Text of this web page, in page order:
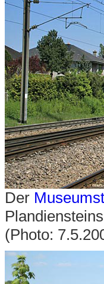
Der
(Photo: